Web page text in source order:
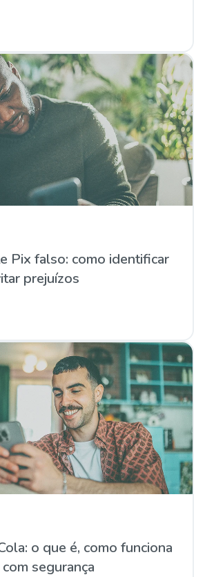
Pix falso: como identificar
prejuízos
o que é, como funciona
segurança